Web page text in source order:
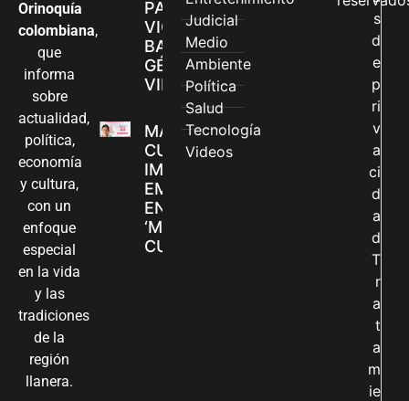
Orinoquía
colombiana,
que
informa
sobre
actualidad,
política,
economía
y cultura,
con un
enfoque
especial
en la vida
y las
tradiciones
de la
región
llanera.
PARA
VIOLENCIAS
BASADAS EN
GÉNERO EN
VILLAVICENCIO
MADRES
CUIDADORAS
IMPULSAN SUS
EMPRENDIMIENTOS
EN LA FERIA
‘MANOS QUE
CUIDAN Y CREAN’
Judicial
Medio
Ambiente
Política
Salud
Tecnología
Videos
s
d
e
p
ri
v
a
ci
d
a
d
T
r
a
t
a
m
ie